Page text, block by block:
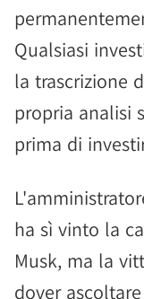
Qualsiasi
la trascrizione
propria analisi
prima di
ha sì vinto la
Musk, ma la
dover